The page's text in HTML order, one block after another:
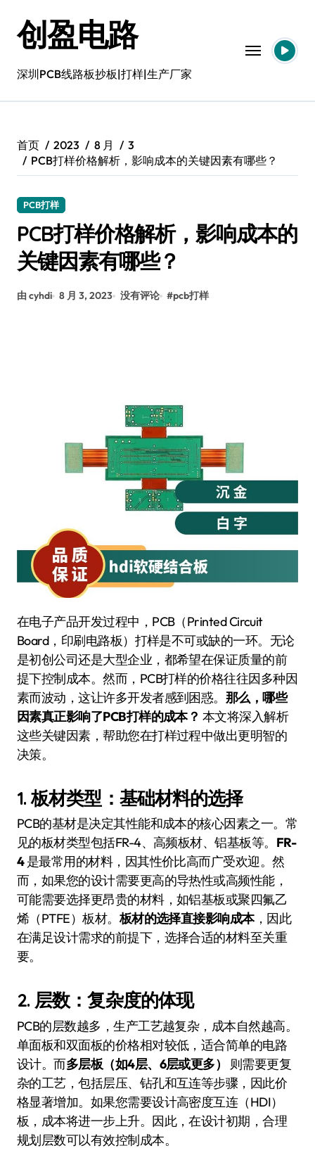
创盈电路
深圳PCB线路板抄板|打样|生产厂家
首页 2023 8 月
3
PCB打样价格解析，影响成本的关键因素有哪些？
PCB打样
PCB打样价格解析，影响成本的
关键因素有哪些？
由 cyhdi 8 月 3, 2023 没有评论 #pcb打样
在电子产品开发过程中，PCB（Printed Circuit
Board，印刷电路板）打样是不可或缺的一环。无论
是初创公司还是大型企业，都希望在保证质量的前
提下控制成本。然而，PCB打样的价格往往因多种因
素而波动，这让许多开发者感到困惑。 那么，哪些
因素真正影响了PCB打样的成本？ 本文将深入解析
这些关键因素，帮助您在打样过程中做出更明智的
决策。
1.板材类型：基础材料的选择
PCB的基材是决定其性能和成本的核心因素之一。常
见的板材类型包括FR-4、高频板材、铝基板等。 FR-
4是最常用的材料，因其性价比高而广受欢迎。然
而，如果您的设计需要更高的导热性或高频性能，
可能需要选择更昂贵的材料，如铝基板或聚四氟乙
烯（PTFE）板材。板材的选择直接影响成本，因此
在满足设计需求的前提下，选择合适的材料至关重
要。
2. 层数：复杂度的体现
PCB的层数越多，生产工艺越复杂，成本自然越高。
单面板和双面板的价格相对较低，适合简单的电路
设计。而多层板（如4层、6层或更多）
则需要更复
杂的工艺，包括层压、钻孔和互连等步骤，因此价
格显著增加。如果您需要设计高密度互连（HDI）
板，成本将进一步上升。因此，在设计初期，合理
规划层数可以有效控制成本。